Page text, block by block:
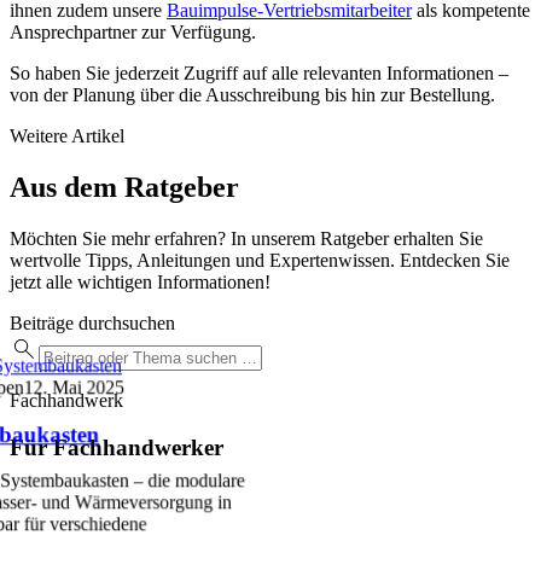
ihnen zudem unsere Bauimpulse-Vertriebsmitarbeiterals kompetente
Ansprechpartner zur Verfügung.
So haben Sie jederzeit Zugriff auf alle relevanten Informationen –
von der Planung über die Ausschreibung bis hin zur Bestellung.
Weitere Artikel
Aus dem Ratgeber
Möchten Sie mehr erfahren? In unserem Ratgeber erhalten Sie
wertvolle Tipps, Anleitungen und Expertenwissen. Entdecken Sie
jetzt alle wichtigen Informationen!
Beiträge durchsuchen
Fachhandwerk
Für Fachhandwerker
12. Mai 2025
– die modulare
und Wärmeversorgung in
für verschiedene